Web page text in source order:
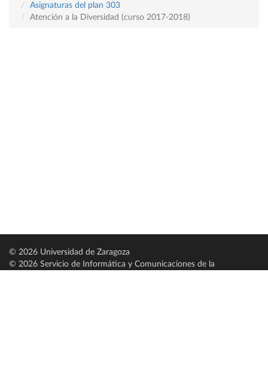
Asignaturas del plan 303
Atención a la Diversidad (curso 2017-2018)
© 2026 Universidad de Zaragoza
© 2026 Servicio de Informática y Comunicaciones de la